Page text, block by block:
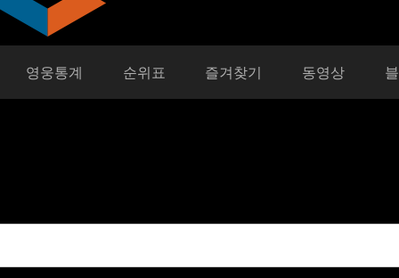
영웅통계 순위표 즐겨찾기 동영상